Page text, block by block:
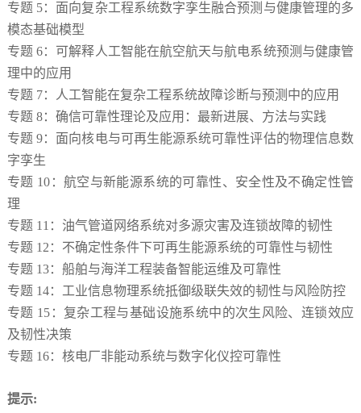
专题 5：面向复杂工程系统数字孪生融合预测与健康管理的多
模态基础模型
专题 6：可解释人工智能在航空航天与航电系统预测与健康管
理中的应用
专题 7：人工智能在复杂工程系统故障诊断与预测中的应用
专题 8：确信可靠性理论及应用：最新进展、方法与实践
专题 9：面向核电与可再生能源系统可靠性评估的物理信息数
字孪生
专题 10：航空与新能源系统的可靠性、安全性及不确定性管
理
专题 11：油气管道网络系统对多源灾害及连锁故障的韧性
专题 12：不确定性条件下可再生能源系统的可靠性与韧性
专题 13：船舶与海洋工程装备智能运维及可靠性
专题 14：工业信息物理系统抵御级联失效的韧性与风险防控
专题 15：复杂工程与基础设施系统中的次生风险、连锁效应
及韧性决策
专题 16：核电厂非能动系统与数字化仪控可靠性
提示: